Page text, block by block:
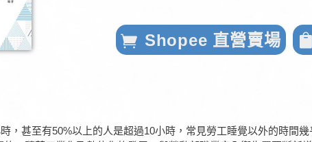
Shopee 直營賣場
，甚至有50%以上的人是超過10小時，常見勞工睡覺以外的時間